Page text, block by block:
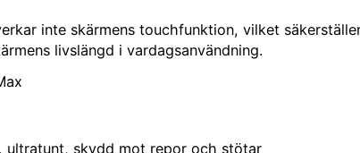
inte skärmens touchfunktion, vilket
livslängd i vardagsanvändning.
ultratunt, skydd mot repor och stötar